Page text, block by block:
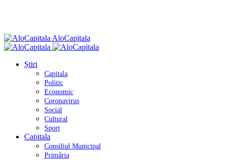
AloCapitala
Știri
Capitala
Politic
Economic
Coronavirus
Social
Cultural
Sport
Capitala
Consiliul Municipal
Primăria